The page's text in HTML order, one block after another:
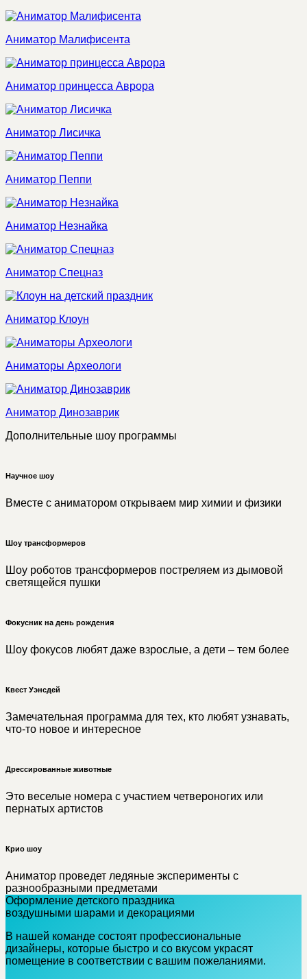
Аниматор Малифисента
Аниматор принцесса Аврора
Аниматор Лисичка
Аниматор Пеппи
Аниматор Незнайка
Аниматор Спецназ
Аниматор Клоун
Аниматоры Археологи
Аниматор Динозаврик
Дополнительные шоу программы
Научное шоу
Вместе с аниматором открываем мир химии и физики
Шоу трансформеров
Шоу роботов трансформеров постреляем из дымовой
светящейся пушки
Фокусник на день рождения
Шоу фокусов любят даже взрослые, а дети – тем более
Квест Уэнсдей
Замечательная программа для тех, кто любят узнавать,
что-то новое и интересное
Дрессированные животные
Это веселые номера с участием четвероногих или
пернатых артистов
Крио шоу
Аниматор проведет ледяные эксперименты с
разнообразными предметами
Оформление детского праздника
воздушными шарами и декорациями
В нашей команде состоят профессиональные
дизайнеры, которые быстро и со вкусом украсят
помещение в соответствии с вашим пожеланиями.